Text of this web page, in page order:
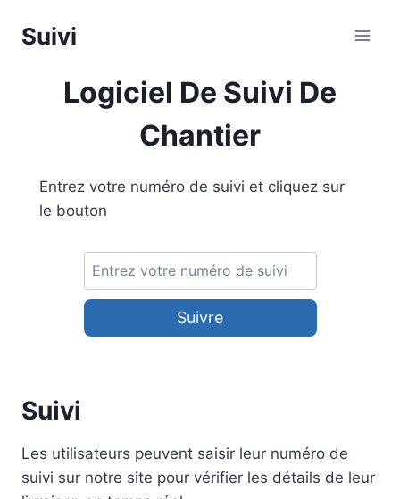
Suivi
Logiciel De Suivi De
Chantier
Entrez votre numéro de suivi et cliquez sur
le bouton
Suivre
Suivi
Les utilisateurs peuvent saisir leur numéro de
suivi sur notre site pour vérifier les détails de leur